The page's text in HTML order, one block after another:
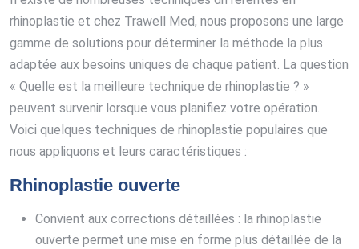
rhinoplastie et chez Trawell Med, nous proposons une large
gamme de solutions pour déterminer la méthode la plus
adaptée aux besoins uniques de chaque patient. La question
« Quelle est la meilleure technique de rhinoplastie ? »
peuvent survenir lorsque vous planifiez votre opération.
Voici quelques techniques de rhinoplastie populaires que
nous appliquons et leurs caractéristiques :
Rhinoplastie ouverte
Convient aux corrections détaillées : la rhinoplastie
ouverte permet une mise en forme plus détaillée de la